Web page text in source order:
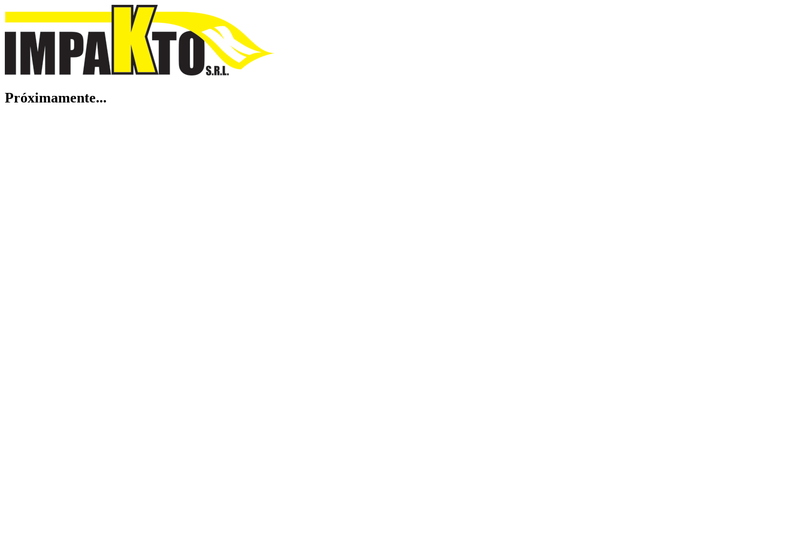
Próximamente...